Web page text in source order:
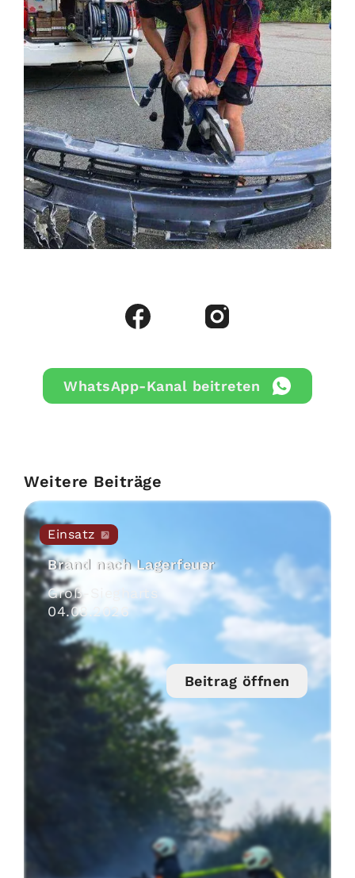
WhatsApp-Kanal beitreten
Weitere Beiträge
Einsatz
Brand nach Lagerfeuer
Groß-Siegharts
04.08.2026
Beitrag öffnen